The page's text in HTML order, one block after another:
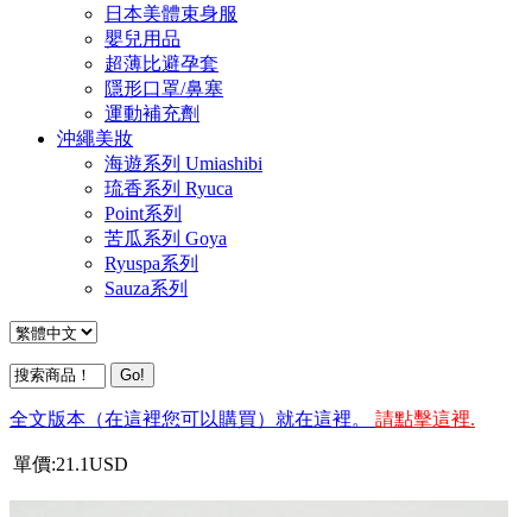
日本美體束身服
嬰兒用品
超薄比避孕套
隱形口罩/鼻塞
運動補充劑
沖繩美妝
海遊系列 Umiashibi
琉香系列 Ryuca
Point系列
苦瓜系列 Goya
Ryuspa系列
Sauza系列
全文版本（在這裡您可以購買）就在這裡。 請點擊這裡.
單價:21.1USD